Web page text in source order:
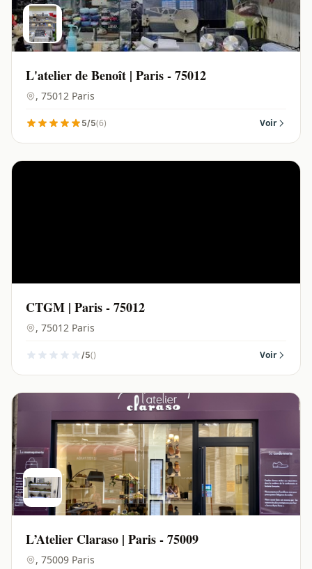
L'atelier de Benoît | Paris - 75012
, 75012 Paris
5/5(6) Voir
CTGM | Paris - 75012
, 75012 Paris
/5() Voir
L’Atelier Claraso | Paris - 75009
, 75009 Paris